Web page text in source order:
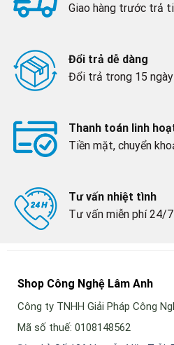
Giao hàng trước trả
Đổi trả dễ dàng
Đổi trả trong 15 ngày
Thanh toán linh
Tiền mặt, chuyển
Tư vấn nhiệt tình
Tư vấn miễn phí 24/7
Shop Công Nghệ Lâm Anh
Công ty TNHH Giải Pháp Công
Mã số thuế: 0108148562